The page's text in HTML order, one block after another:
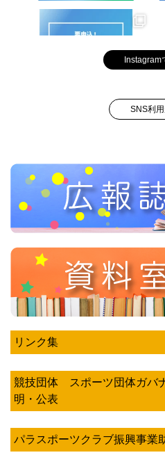
Instagram
SNS利
リンク集
競技団体 スポーツ団体ガバ
明・公表
パラスポーツクラブ振興事業